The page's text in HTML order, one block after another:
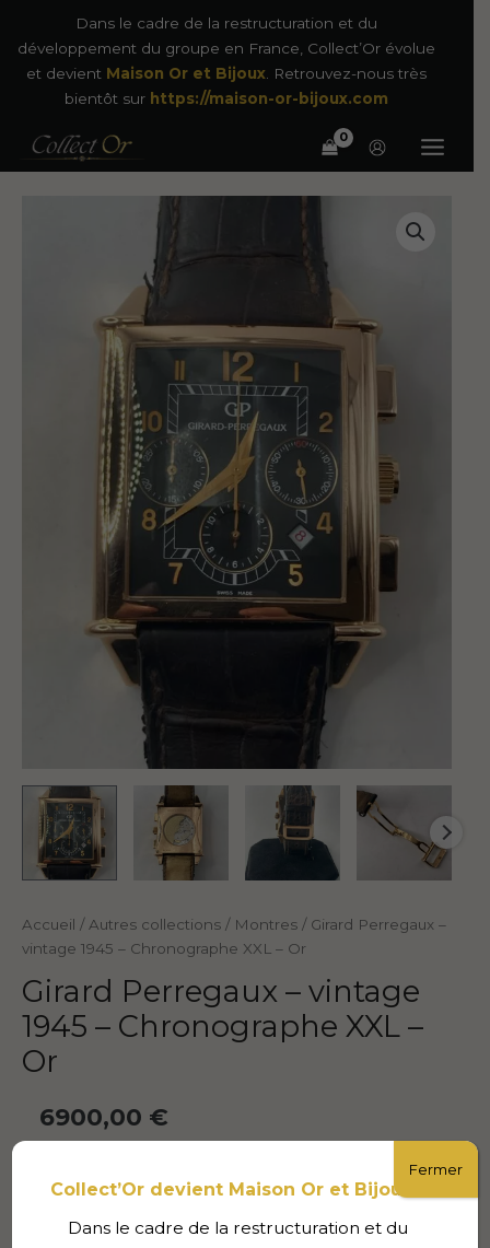
contenu
Dans le cadre de la restructuration et du
développement du groupe en France, Collect’Or évolue
et devient Maison Or et Bijoux. Retrouvez-nous très
bientôt sur https://maison-or-bijoux.com
Accueil / Autres collections / Montres / Girard Perregaux –
vintage 1945 – Chronographe XXL – Or
Girard Perregaux – vintage
1945 – Chronographe XXL –
Or
6900,00 €
Collect’Or devient Maison Or et Bijoux
Dans le cadre de la restructuration et du
Fermer